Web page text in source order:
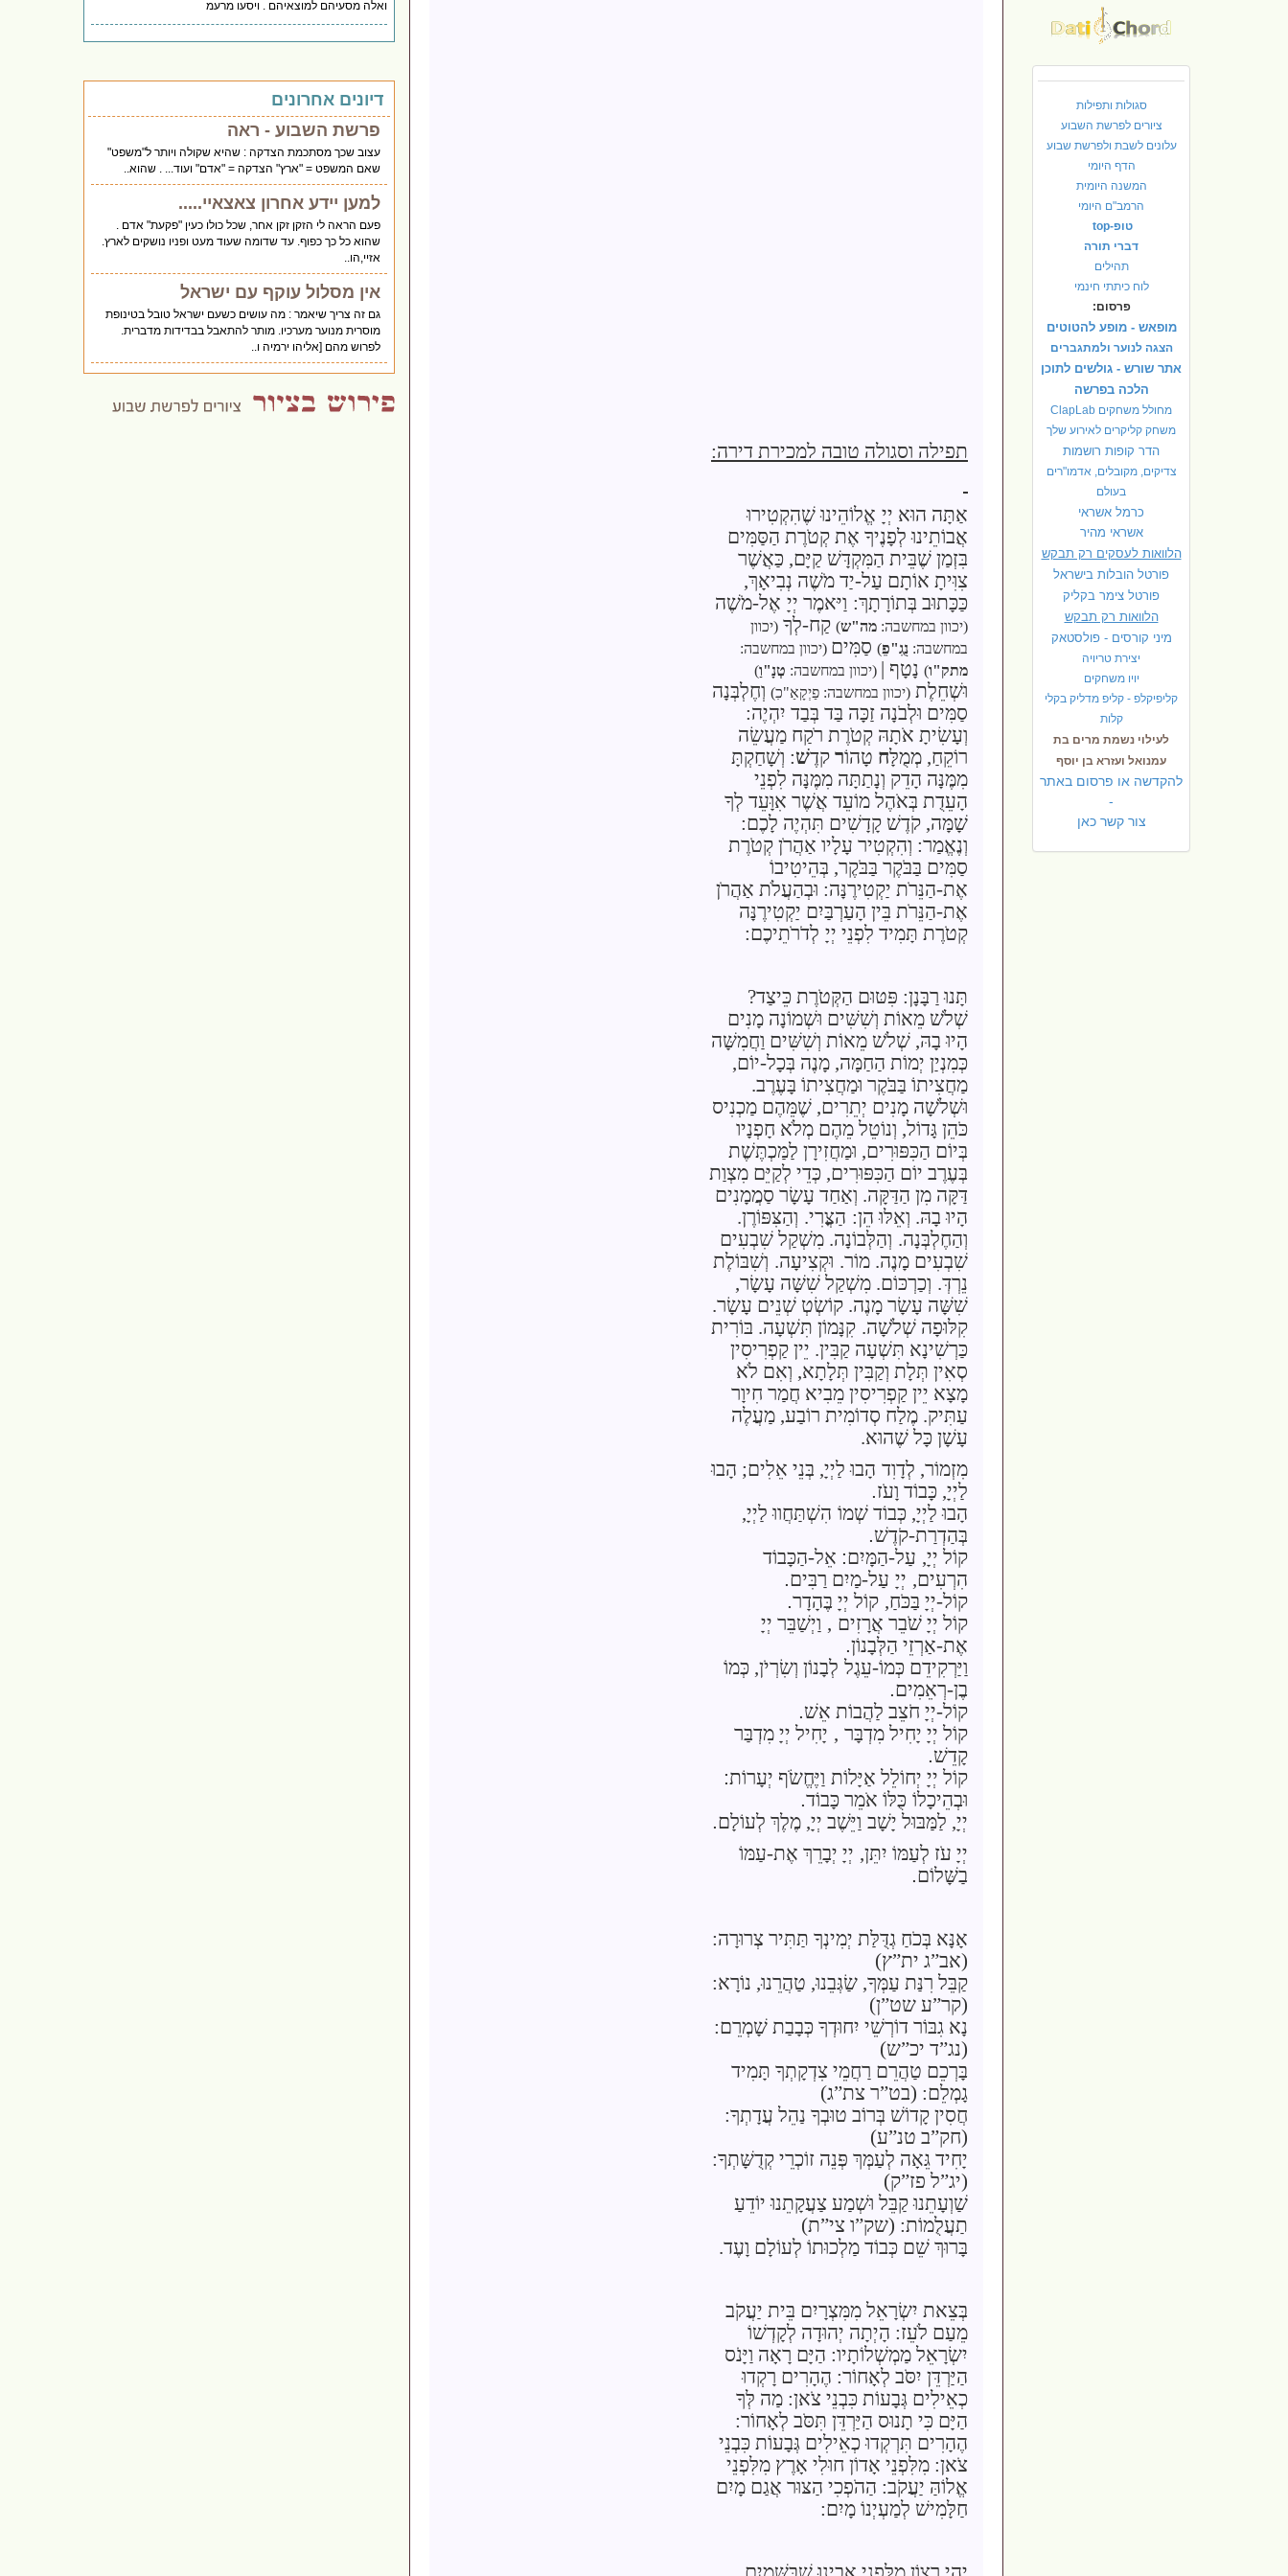
סגולות ותפילות
ציורים לפרשת השבוע
עלונים לשבת ולפרשת שבוע
הדף היומי
המשנה היומית
הרמב"ם היומי
טופ-top
דברי תורה
תהילים
לוח כיתתי חינמי
פרסום:
מופאש - מופע להטוטים
הצגה לנוער ולמתגברים
אתר שורש - גולשים לתוכן
הלכה בפרשה
מחולל משחקים ClapLab
משחק קליקרים לאירוע שלך
הדר קופות רושמות
צדיקים, מקובלים, אדמו"רים
בעולם
כרמל אשראי
אשראי מהיר
הלוואות לעסקים רק תבקש
פורטל הובלות בישראל
פורטל צימר בקליק
הלוואות רק תבקש
מיני קורסים - פולסטאק
יצירת טריויה
יויו משחקים
קליפיקלפ - קליפ מדליק בקלי
קלות
לעילוי נשמת מרים בת
עמנואל ועזרא בן יוסף
להקדשה או פרסום באתר
-
צור קשר כאן
תפילה וסגולה טובה למכירת דירה:
אַתָּה הוּא יְיָ אֱלוֹהֵינוּ שֶׁהִקְטִירוּ
אֲבוֹתֵינוּ לְפָנֶיךָ אֶת קְטֹרֶת הַסַּמִּים
בִּזְמַן שֶׁבֵּית הַמִּקְדָּשׁ קַיָּם, כַּאֲשֶׁר
צִוִּיתָ אוֹתָם עַל-יַד מֹשֶׁה נְבִיאָךְ,
כַּכָּתוּב בְּתוֹרָתָךְ: וַיּאמֶר יְיָ אֶל-מֹשֶׁה
(יכוון במחשבה: מה"ש) קַח-לְךָ (יכוון
במחשבה: נֻגִ"פֵ) סַמִּים (יכוון במחשבה:
מתק"ו) נָטָף | (יכוון במחשבה: טְנָ"וַ)
וּשְׁחֵלֶת (יכוון במחשבה: פַיְקָאַ"כִ) וְחֶלְבְּנָה
סַמִּים וּלְבֹנָה זַכָּה בַּד בְּבַד יִהְיֶה:
וְעָשִׂיתָ אֹתָהּ קְטֹרֶת רֹקַח מַעֲשֵׂה
רוֹקֵחַ, מְמֻלָּח טָהוֹר קדֶשׁ: וְשָׁחַקְתָּ
מִמֶּנָּה הָדֵק וְנָתַתָּה מִמֶּנָּה לִפְנֵי
הָעֵדֻת בְּאֹהֶל מוֹעֵד אֲשֶׁר אִוָּעֵד לְךָ
שָׁמָּה, קֹדֶשׁ קָדָשִׁים תִּהְיֶה לָכֶם:
וְנֶאֱמַר: וְהִקְטִיר עָלָיו אַהֲרֹן קְטֹרֶת
סַמִּים בַּבֹּקֶר בַּבֹּקֶר, בְּהֵיטִיבוֹ
אֶת-הַנֵּרֹת יַקְטִירֶנָּה: וּבְהַעֲלֹת אַהֲרֹן
אֶת-הַנֵּרֹת בֵּין הָעַרְבַּיִם יַקְטִירֶנָּה
קְטֹרֶת תָּמִיד לִפְנֵי יְיָ לְדֹרֹתֵיכֶם: ‎
תָּנוּ רַבָּנָן: פִּטּוּם הַקְּטֹרֶת כֵּיצַד?
שְׁלֹשׁ מֵאוֹת וְשִׁשִּׁים וּשְׁמוֹנָה מָנִים
הָיוּ בָהּ, שְׁלֹש מֵאוֹת וְשִׁשִּׁים וַחֲמִשָּׁה
כְּמִנְיַן יְמוֹת הַחַמָּה, מָנֶה בְּכָל-יוֹם,
מַחֲצִיתוֹ בַּבֹּקֶר וּמַחֲצִיתוֹ בָּעֶרֶב.
וּשְׁלֹשָׁה מָנִים יְתֵרִים, שֶׁמֵּהֶם מַכְנִיס
כֹּהֵן גָּדוֹל, וְנוֹטֵל מֵהֶם מְלֹא חָפְנָיו
בְּיוֹם הַכִּפּוּרִים, וּמַחֲזִירָן לַמַּכְתֶּשֶׁת
בְּעֶרֶב יוֹם הַכִּפּוּרִים, כְּדֵי לְקַיֵּם מִצְוַת
דַּקָּה מִן הַדַּקָּה. וְאַחַד עָשָׂר סַמֲמָנִים
הָיוּ בָהּ. וְאֵלּוּ הֵן: הַצֳּרִי. וְהַצִּפּוֹרֶן.
וְהַחֶלְבְּנָה. וְהַלְּבוֹנָה. מִשְׁקַל שִׁבְעִים
שִׁבְעִים מָנֶה. מוֹר. וּקְצִיעָה. וְשִׁבּוֹלֶת
נֵרְדְּ. וְכַרְכּוֹם. מִשְׁקַל שִׁשָּׁה עָשָׂר,
שִׁשָּׁה עָשָׂר מָנֶה. קוֹשְׂטְ שְׁנֵים עָשָׂר.
קִלּוּפָה שְׁלֹשָׁה. קִנָּמוֹן תִּשְׁעָה. בּוֹרִית
כַּרְשִׁינָא תִּשְׁעָה קַבִּין. יֵין קַפְרִיסִין
סְאִין תְּלָת וְקַבִּין תְּלָתָא, וְאִם לֹא
מָצָא יֵין קַפְרִיסִין מֵבִיא חֲמַר חִיוָר
עַתִּיק. מֶלַח סְדוֹמִית רוֹבַע, מַעֲלֶה
עָשָׁן כָּל שֶׁהוּא.
מִזְמוֹר, לְדָוִד הָבוּ לַיְיָ, בְּנֵי אֵלִים; הָבוּ
לַיְיָ, כָּבוֹד וָעֹז.
הָבוּ לַיְיָ, כְּבוֹד שְׁמוֹ הִשְׁתַּחֲווּ לַיְיָ,
בְּהַדְרַת-קֹדֶשׁ.
קוֹל יְיָ, עַל-הַמָּיִם: אֵל-הַכָּבוֹד
הִרְעִים, יְיָ עַל-מַיִם רַבִּים.
קוֹל-יְיָ בַּכֹּחַ, קוֹל יְיָ בֶּהָדָר.
קוֹל יְיָ שֹׁבֵר אֲרָזִים , וַיְשַׁבֵּר יְיָ
אֶת-אַרְזֵי הַלְּבָנוֹן.
וַיַּרְקִידֵם כְּמוֹ-עֵגֶל לְבָנוֹן וְשִׂרְיֹן, כְּמוֹ
בֶן-רְאֵמִים.
קוֹל-יְיָ חֹצֵב לַהֲבוֹת אֵשׁ.
קוֹל יְיָ יָחִיל מִדְבָּר , יָחִיל יְיָ מִדְבַּר
קָדֵשׁ.
קוֹל יְיָ יְחוֹלֵל אַיָּלוֹת וַיֶּחֱשֹׂף יְעָרוֹת:
וּבְהֵיכָלוֹ כֻּלּוֹ אֹמֵר כָּבוֹד.
יְיָ, לַמַּבּוּל יָשָׁב וַיֵּשֶׁב יְיָ, מֶלֶךְ לְעוֹלָם.
יְיָ עֹז לְעַמּוֹ יִתֵּן, יְיָ יְבָרֵךְ אֶת-עַמּוֹ
בַשָּׁלוֹם.
אָנָּא בְּכֹחַ גְדֻּלַּת יְמִינְךָ תַּתִּיר צְרוּרָה:
(אב”ג ית”ץ)
קַבֵּל רִנַּת עַמְּךָ, שַׂגְּבֵנוּ, טַהֲרֵנוּ, נוֹרָא:
(קר”ע שט”ן)
נָא גִבּוֹר דוֹרְשֵׁי יִחוּדְךָ כְּבָבַת שָׁמְרֵם:
(נג”ד יכ”ש)
בָּרְכֵם טַהֲרֵם רַחֲמֵי צִדְקָתְךָ תָּמִיד
גָמְלֵם: (בט”ר צת”ג)
חֲסִין קָדוֹשׁ בְּרוֹב טוּבְךָ נַהֵל עֲדָתְךָ:
(חק”ב טנ”ע)
יָחִיד גֵּאָה לְעַמְּךְ פְּנֵה זוֹכְרֵי קְדֻשָּׁתְךָ:
(יג”ל פז”ק)
שַׁוְעָתֵנוּ קַבֵּל וּשְׁמַע צַעֲקָתֵנוּ יוֹדֵעַ
תַעֲלֻמוֹת: (שק”ו צי”ת)
בָּרוּךְ שֵׁם כְּבוֹד מַלְכוּתוֹ לְעוֹלָם וָעֶד.
בְּצֵאת יִשְׂרָאֵל מִמִּצְרָיִם בֵּית יַעֲקֹב
מֵעַם לֹעֵז: הָיְתָה יְהוּדָה לְקָדְשׁוֹ
יִשְׂרָאֵל מַמְשְׁלוֹתָיו: הַיָּם רָאָה וַיָּנֹס
הַיַּרְדֵּן יִסֹּב לְאָחוֹר: הֶהָרִים רָקְדוּ
כְאֵילִים גְּבָעוֹת כִּבְנֵי צֹאן: מַה לְּךָ
הַיָּם כִּי תָנוּס הַיַּרְדֵּן תִּסֹּב לְאָחוֹר:
הֶהָרִים תִּרְקְדוּ כְאֵילִים גְּבָעוֹת כִּבְנֵי
צֹאן: מִלִּפְנֵי אָדוֹן חוּלִי אָרֶץ מִלִּפְנֵי
אֱלוֹהַּ יַעֲקֹב: הַהֹפְכִי הַצּוּר אֲגַם מָיִם
חַלָּמִישׁ לְמַעְיְנוֹ מָיִם:
ואלה מסעיהם למוצאיהם . ויסעו מרעמ
דיונים אחרונים
פרשת השבוע - ראה
עצוב שכך מסתכמת הצדקה : שהיא שקולה ויותר ל"משפט"
שאם המשפט = "ארץ" הצדקה = "אדם" ועוד... . שהוא..
למען יידע אחרון צאצאיי.....
פעם הראה לי הזקן זקן אחר, שכל כולו כעין "פקעת" אדם .
שהוא כל כך כפוף. עד שדומה שעוד מעט ופניו נושקים לארץ.
אזיי,הו..
אין מסלול עוקף עם ישראל
גם זה צריך שיאמר : מה עושים כשעם ישראל טובל בטינופת
מוסרית מנוער מערכיו. מותר להתאבל בבדידות מדברית.
לפרוש מהם [אליהו ירמיה ו..